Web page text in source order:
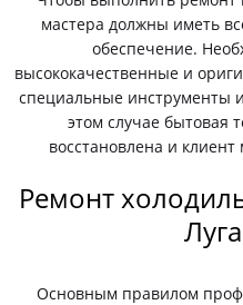
мастера должны иметь
обеспечение.
высококачественные и
специальные инструменты
этом случае бытовая
восстановлена и
Ремонт
Основным правилом